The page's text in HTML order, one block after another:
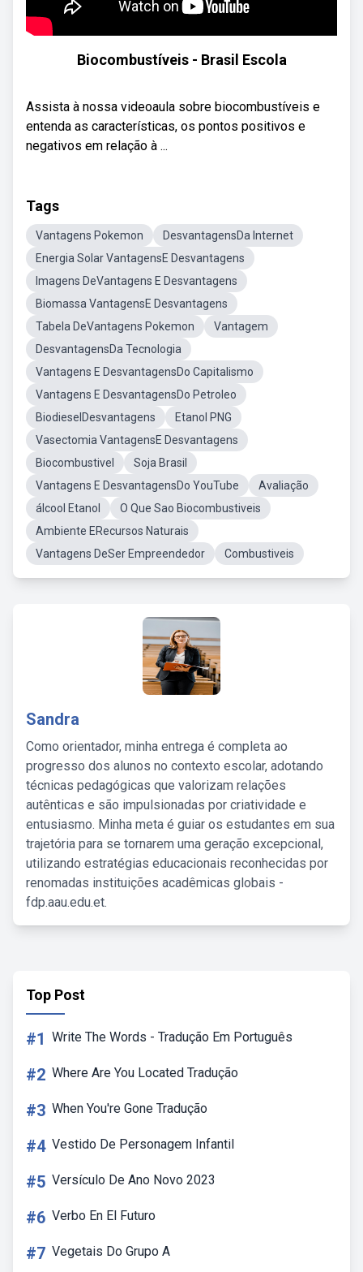
Biocombustíveis - Brasil Escola
Assista à nossa videoaula sobre biocombustíveis e
entenda as características, os pontos positivos e
negativos em relação à ...
Tags
Vantagens Pokemon
DesvantagensDa Internet
Energia Solar VantagensE Desvantagens
Imagens DeVantagens E Desvantagens
Biomassa VantagensE Desvantagens
Tabela DeVantagens Pokemon
Vantagem
DesvantagensDa Tecnologia
Vantagens E DesvantagensDo Capitalismo
Vantagens E DesvantagensDo Petroleo
BiodieselDesvantagens
Etanol PNG
Vasectomia VantagensE Desvantagens
Biocombustivel
Soja Brasil
Vantagens E DesvantagensDo YouTube
Avaliação
álcool Etanol
O Que Sao Biocombustiveis
Ambiente ERecursos Naturais
Vantagens DeSer Empreendedor
Combustiveis
Sandra
Como orientador, minha entrega é completa ao
progresso dos alunos no contexto escolar, adotando
técnicas pedagógicas que valorizam relações
autênticas e são impulsionadas por criatividade e
entusiasmo. Minha meta é guiar os estudantes em sua
trajetória para se tornarem uma geração excepcional,
utilizando estratégias educacionais reconhecidas por
renomadas instituições acadêmicas globais -
fdp.aau.edu.et.
Top Post
#1 Write The Words - Tradução Em Português
#2 Where Are You Located Tradução
#3 When You're Gone Tradução
#4 Vestido De Personagem Infantil
#5 Versículo De Ano Novo 2023
#6 Verbo En El Futuro
#7 Vegetais Do Grupo A